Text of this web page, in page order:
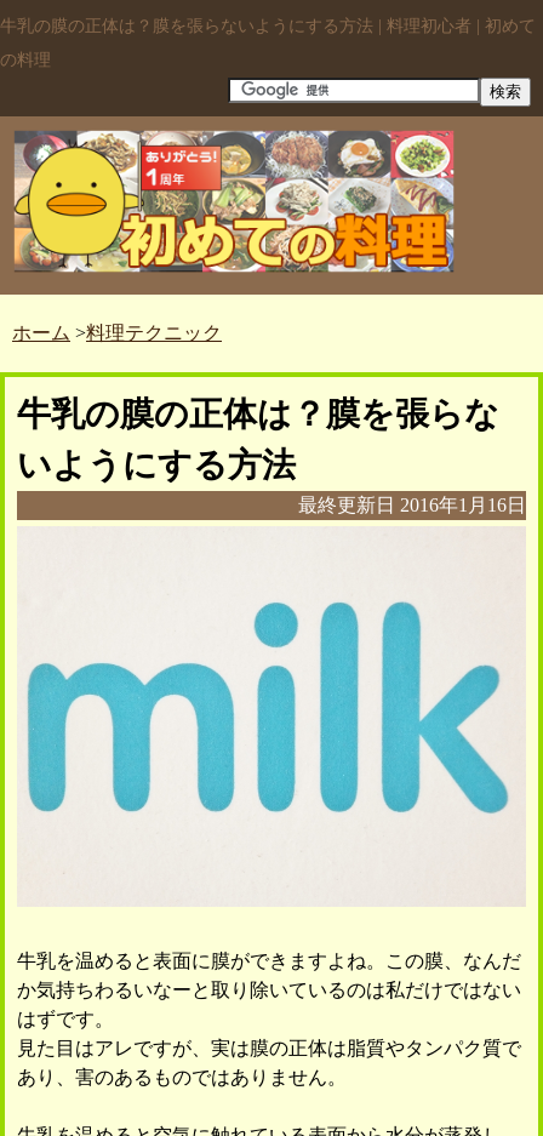
牛乳の膜の正体は？膜を張らないようにする方法 | 料理初心者 | 初めて
の料理
ホーム >料理テクニック
牛乳の膜の正体は？膜を張らな
いようにする方法
最終更新日 2016年1月16日
牛乳を温めると表面に膜ができますよね。この膜、なんだ
か気持ちわるいなーと取り除いているのは私だけではない
はずです。
見た目はアレですが、実は膜の正体は脂質やタンパク質で
あり、害のあるものではありません。